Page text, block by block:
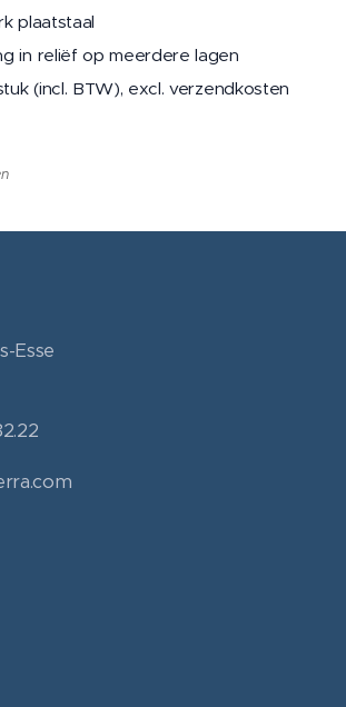
plaatstaal
in reliëf op meerdere lagen
(incl. BTW), excl. verzendkosten
Esse